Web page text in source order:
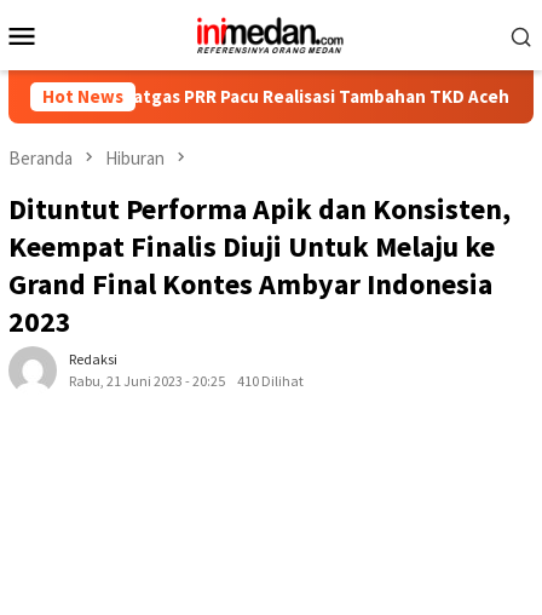
ke
Mobile
Hot News
PRR Pacu Realisasi Tambahan TKD Aceh Rp1,65 Triliun,
Beranda Hiburan
Dituntut Performa Apik dan Konsisten,
Keempat Finalis Diuji Untuk Melaju ke
Grand Final Kontes Ambyar Indonesia
2023
Redaksi
Rabu, 21 Juni 2023 - 20:25
410 Dilihat